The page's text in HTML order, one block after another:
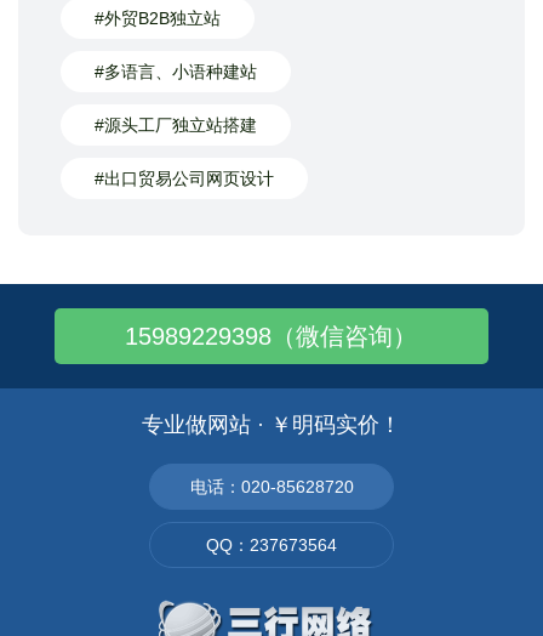
#外贸B2B独立站
#多语言、小语种建站
#源头工厂独立站搭建
#出口贸易公司网页设计
15989229398（微信咨询）
专业做网站 · ￥明码实价！
电话：020-85628720
QQ：237673564